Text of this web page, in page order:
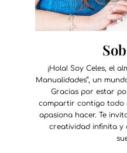
¡Hola! Soy Celes, el
Manualidades”, un
Gracias por estar
compartir contigo todo
apasiona hacer. Te
creatividad infinita y